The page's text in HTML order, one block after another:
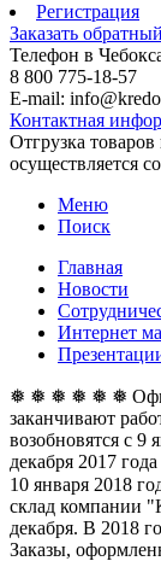
Регистрация
Заказать
Телефон в
8 800 775-18-57
E-mail:
Контактная
Отгрузка
осуществляется
Меню
Поиск
Главная
Новости
Интернет
❅ ❅ ❅ ❅ ❅ ❅ Офис
заканчивают
возобновятся с 9
декабря 2017
10 января 2018
склад компании
декабря. В 2018
Заказы,